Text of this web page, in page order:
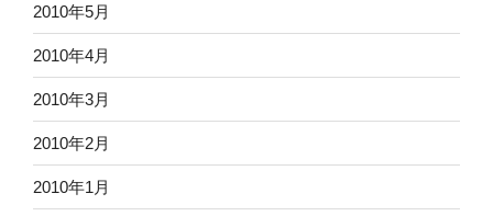
2010年5月
2010年4月
2010年3月
2010年2月
2010年1月